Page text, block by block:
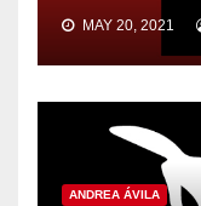
MAY 20, 2021
ANDREA ÁVILA